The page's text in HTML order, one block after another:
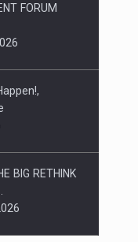
FORUM
BIG RETHINK